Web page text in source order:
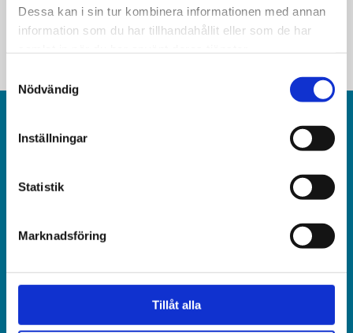
Dessa kan i sin tur kombinera informationen med annan
information som du har tillhandahållit eller som de har
Nödvändig
Inställningar
Statistik
Marknadsföring
Tillåt alla
och obunden nyhets­­­tidning på kristen grund.
Jonas Adolfsson